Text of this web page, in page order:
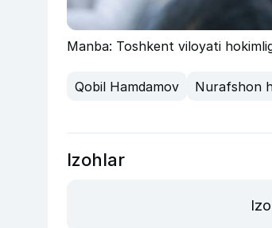
Manba: Toshkent viloyati
Qobil Hamdamov Nurafshon
Izohlar